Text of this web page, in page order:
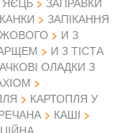
ЗАПІКАННЯ
И З
И З ТІСТА
ОЛАДКИ З
КАРТОПЛЯ У
КАШІ